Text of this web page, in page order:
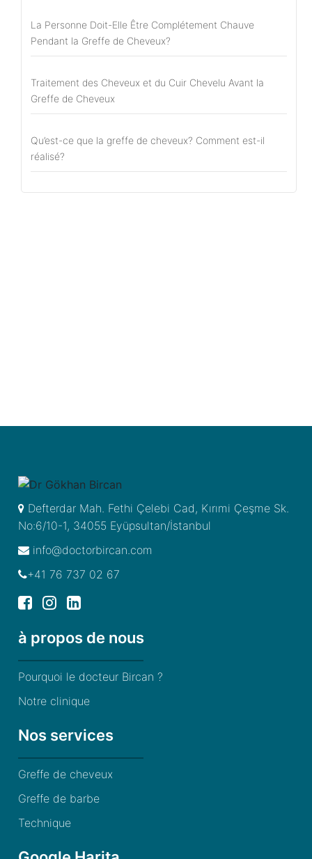
La Personne Doit-Elle Être Complétement Chauve
Pendant la Greffe de Cheveux?
Traitement des Cheveux et du Cuir Chevelu Avant la
Greffe de Cheveux
Qu’est-ce que la greffe de cheveux? Comment est-il
réalisé?
Defterdar Mah. Fethi Çelebi Cad, Kırımi Çeşme Sk.
No:6/10-1, 34055 Eyüpsultan/İstanbul
info@doctorbircan.com
+41 76 737 02 67
à propos de nous
Pourquoi le docteur Bircan ?
Notre clinique
Nos services
Greffe de cheveux
Greffe de barbe
Technique